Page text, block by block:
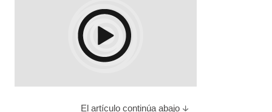
El artículo continúa abajo